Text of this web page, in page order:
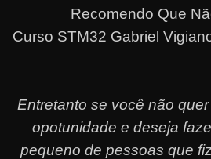
Recomendo Que
Curso STM32 Gabriel
Entretanto se você não
opotunidade e deseja
pequeno de pessoas que